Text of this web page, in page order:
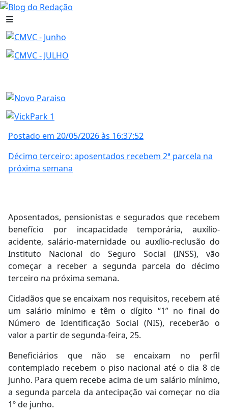
Postado em 20/05/2026 às 16:37:52
Décimo terceiro: aposentados recebem 2ª parcela na
próxima semana
Aposentados, pensionistas e segurados que recebem
benefício por incapacidade temporária, auxílio-
acidente, salário-maternidade ou auxílio-reclusão do
Instituto Nacional do Seguro Social (INSS), vão
começar a receber a segunda parcela do décimo
terceiro na próxima semana.
Cidadãos que se encaixam nos requisitos, recebem até
um salário mínimo e têm o dígito “1” no final do
Número de Identificação Social (NIS), receberão o
valor a partir de segunda-feira, 25.
Beneficiários que não se encaixam no perfil
contemplado recebem o piso nacional até o dia 8 de
junho. Para quem recebe acima de um salário mínimo,
a segunda parcela da antecipação vai começar no dia
1º de junho.